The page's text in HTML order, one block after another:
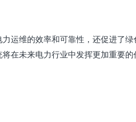
运维的效率和可靠性，还促进了
在未来电力行业中发挥更加重要的